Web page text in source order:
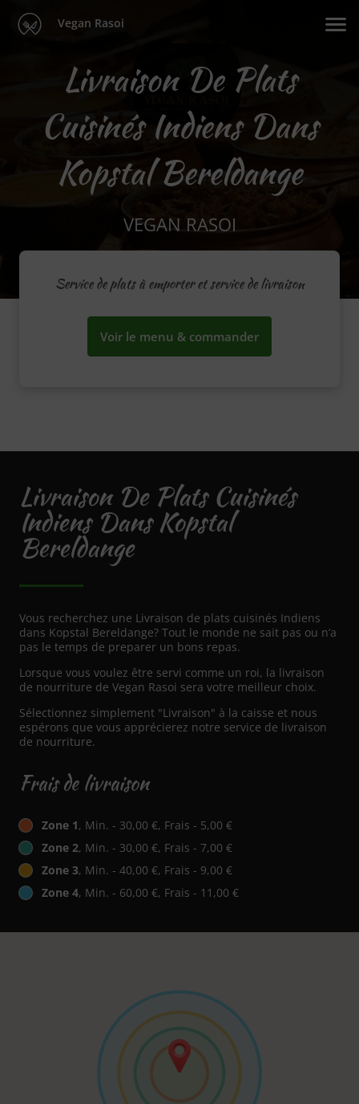
Vegan Rasoi
Livraison De Plats
Cuisinés Indiens Dans
Kopstal Bereldange
VEGAN RASOI
Service de plats à emporter et service de livraison
Voir le menu & commander
Livraison De Plats Cuisinés
Indiens Dans Kopstal
Bereldange
Vous recherchez une Livraison de plats cuisinés Indiens
dans Kopstal Bereldange? Tout le monde ne sait pas ou n’a
pas le temps de preparer un bons repas.
Lorsque vous voulez être servi comme un roi, la livraison
de nourriture de Vegan Rasoi sera votre meilleur choix.
Sélectionnez simplement "Livraison" à la caisse et nous
espérons que vous apprécierez notre service de livraison
de nourriture.
Frais de livraison
Zone 1, Min. - 30,00 €, Frais - 5,00 €
Zone 2, Min. - 30,00 €, Frais - 7,00 €
Zone 3, Min. - 40,00 €, Frais - 9,00 €
Zone 4, Min. - 60,00 €, Frais - 11,00 €